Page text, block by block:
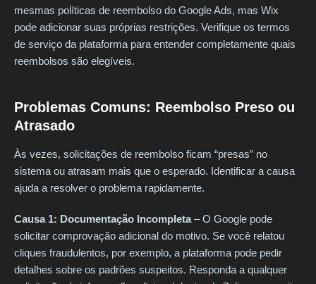
mesmas políticas de reembolso do Google Ads, mas Wix
pode adicionar suas próprias restrições. Verifique os termos
de serviço da plataforma para entender completamente quais
reembolsos são elegíveis.
Problemas Comuns: Reembolso Preso ou
Atrasado
Às vezes, solicitações de reembolso ficam “presas” no
sistema ou atrasam mais que o esperado. Identificar a causa
ajuda a resolver o problema rapidamente.
Causa 1: Documentação Incompleta– O Google pode
solicitar comprovação adicional do motivo. Se você relatou
cliques fraudulentos, por exemplo, a plataforma pode pedir
detalhes sobre os padrões suspeitos. Responda a qualquer